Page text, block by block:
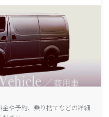
や予約、乗り捨てなどの詳細